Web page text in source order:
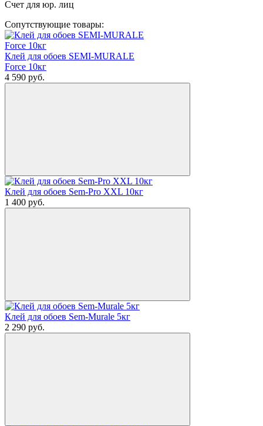
Счет для юр. лиц
Сопутствующие товары:
Клей для обоев SEMI-MURALE
Force 10кг
4 590 руб.
Клей для обоев Sem-Pro XXL 10кг
1 400 руб.
Клей для обоев Sem-Murale 5кг
2 290 руб.